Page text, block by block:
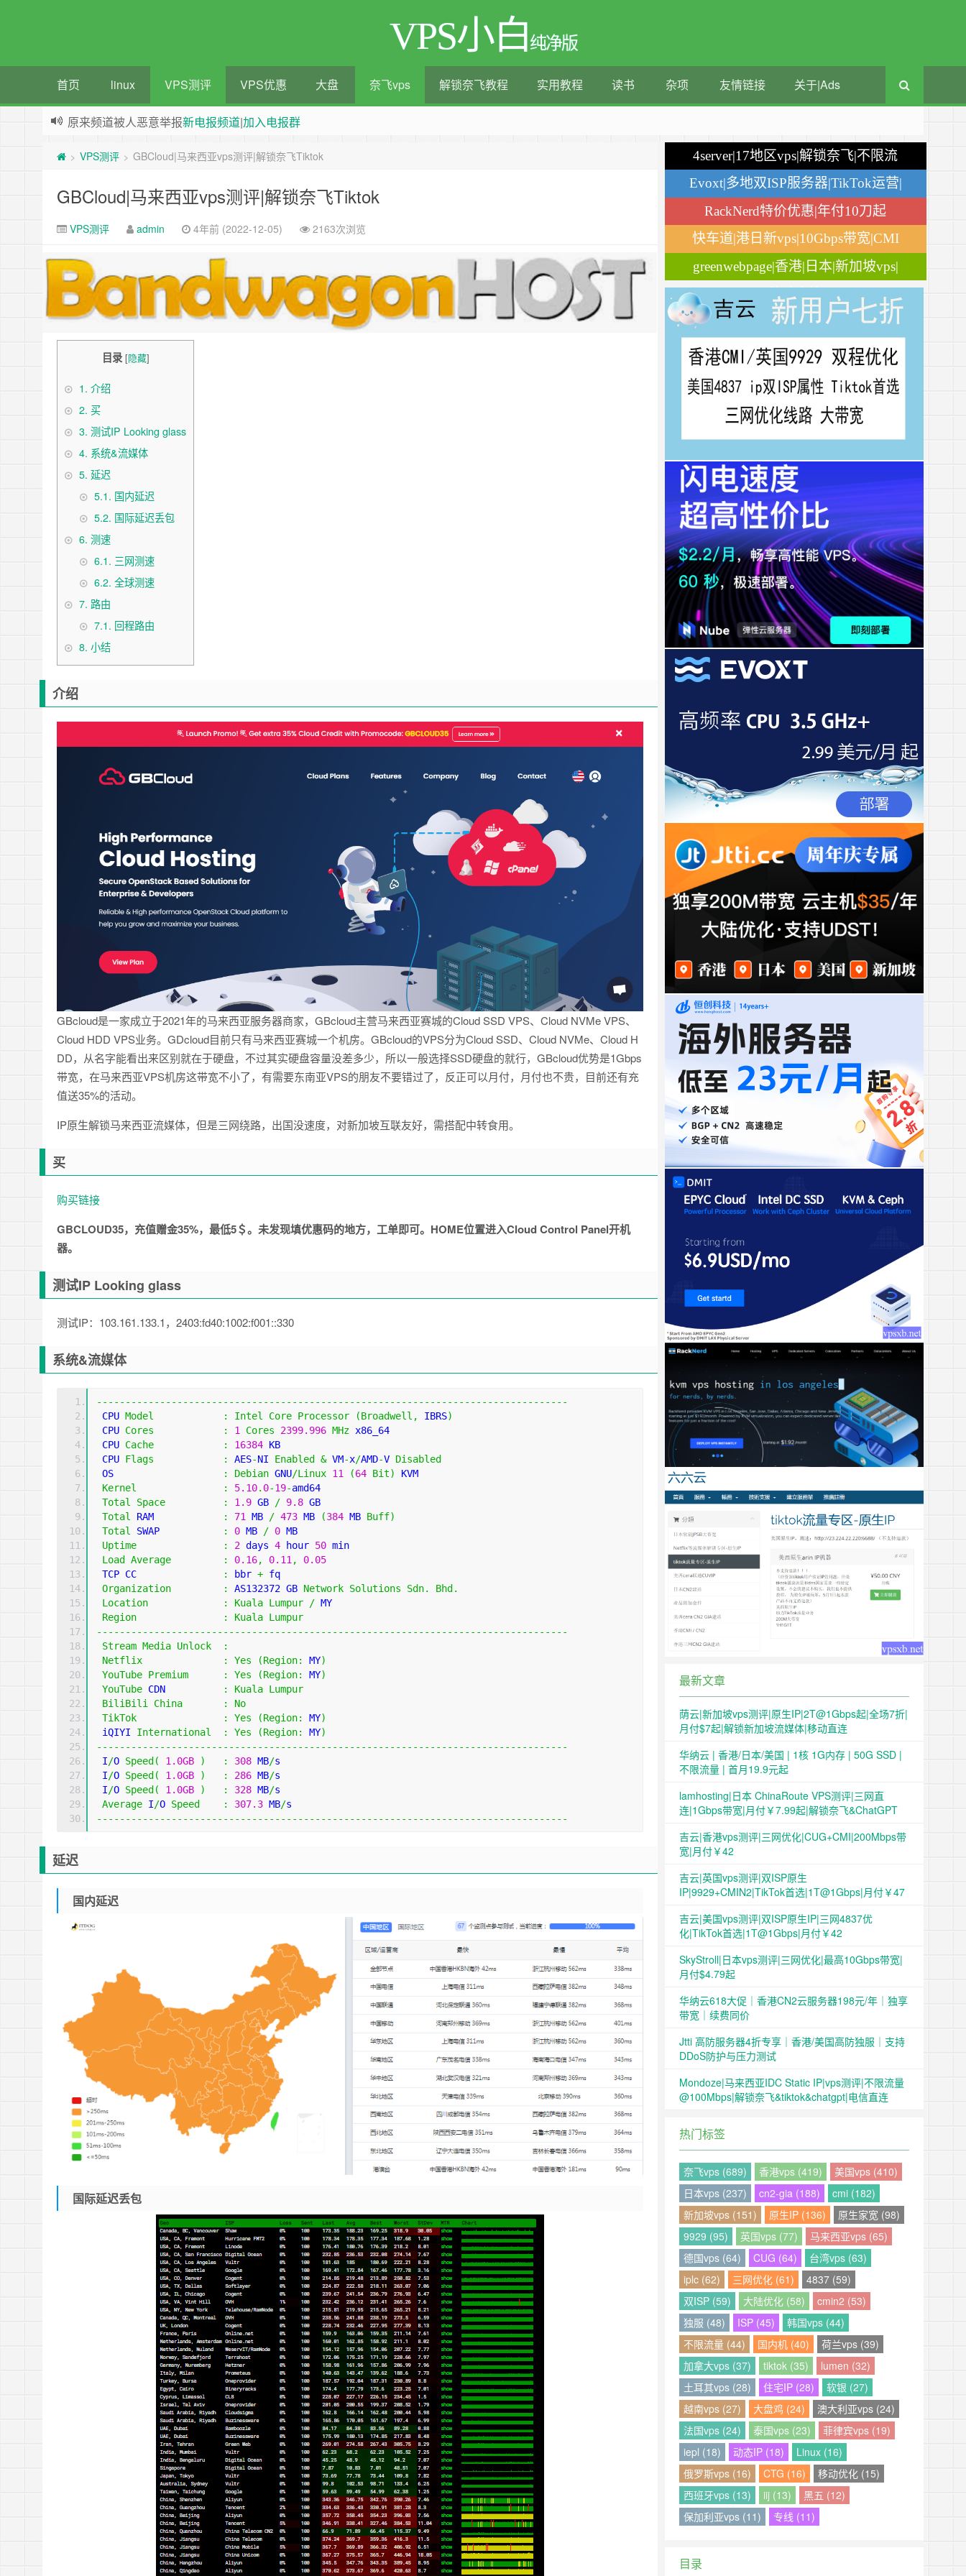
VPS小白纯净版
首页 linux VPS测评 VPS优惠 大盘 奈飞vps 解锁奈飞教程 实用教程 读书 杂项 友情链接 关于|Ads
原来频道被人恶意举报新电报频道|加入电报群
> VPS测评 > GBCloud|马来西亚vps测评|解锁奈飞Tiktok
GBCloud|马来西亚vps测评|解锁奈飞Tiktok
VPS测评 admin 4年前 (2022-12-05) 2163次浏览
目录 [隐藏]
1. 介绍
2. 买
3. 测试IP Looking glass
4. 系统&流媒体
5. 延迟
5.1. 国内延迟
5.2. 国际延迟丢包
6. 测速
6.1. 三网测速
6.2. 全球测速
7. 路由
7.1. 回程路由
8. 小结
介绍
GBcloud是一家成立于2021年的马来西亚服务器商家，GBcloud主营马来西亚赛城的Cloud SSD VPS、Cloud NVMe VPS、
Cloud HDD VPS业务。GDcloud目前只有马来西亚赛城一个机房。GBcloud的VPS分为Cloud SSD、Cloud NVMe、Cloud H
DD，从名字能看出来区别就在于硬盘，不过其实硬盘容量没差多少，所以一般选择SSD硬盘的就行，GBcloud优势是1Gbps
带宽，在马来西亚VPS机房这带宽不小了，有需要东南亚VPS的朋友不要错过了，反正可以月付，月付也不贵，目前还有充
值送35%的活动。
IP原生解锁马来西亚流媒体，但是三网绕路，出国没速度，对新加坡互联友好，需搭配中转食用。
买
购买链接
GBCLOUD35，充值赠金35%，最低5＄。未发现填优惠码的地方，工单即可。HOME位置进入Cloud Control Panel开机
器。
测试IP Looking glass
测试IP：103.161.133.1，2403:fd40:1002:f001::330
系统&流媒体
----------------------------------------------------------------------------------
CPU Model : Intel Core Processor (Broadwell , IBRS)
CPU Cores : 1 Cores 2399.996 MHz x86_64
CPU Cache : 16384 KB
CPU Flags : AES-NI Enabled & VM-x/AMD-V Disabled
OS
: Debian GNU/Linux 11 (64 Bit)
KVM
Kernel
: 5.10. 0-19-amd64
Total
Space : 1.9 GB / 9.8 GB
Total
RAM : 71 MB / 473 MB (384 MB Buff)
Total
SWAP : 0 MB / 0 MB
Uptime
: 2 days 4 hour 50 min
Load
Average : 0.16, 0.11 ,
0.05
TCP CC
: bbr + fq
Organization
: AS132372 GB Network Solutions Sdn. Bhd .
Location
: Kuala Lumpur / MY
Region
: Kuala Lumpur
----------------------------------------------------------------------------------
Stream Media Unlock
:
Netflix
: Yes (Region: MY)
YouTube Premium : Yes (Region: MY)
YouTube CDN : Kuala Lumpur
BiliBili
China :
No
TikTok
: Yes (Region: MY)
iQIYI International : Yes (Region: MY)
----------------------------------------------------------------------------------
I/O Speed ( 1.0GB ) : 308 MB/s
I/O Speed ( 1.0GB ) : 286 MB/s
I/O Speed ( 1.0GB ) : 328 MB/s
Average I/O Speed : 307.3 MB/s
----------------------------------------------------------------------------------
延迟
国内延迟
国际延迟丢包
4server|17地区vps|解锁奈飞|不限流
量
Evoxt|多地双ISP服务器|TikTok运营|
月付$2.84
RackNerd特价优惠|年付10刀起
快车道|港日新vps|10Gbps带宽|CMI
greenwebpage|香港|日本|新加坡vps|
移动直连
最新文章
荫云|新加坡vps测评|原生IP|2T@1Gbps起|全场7折|
月付$7起|解锁新加坡流媒体|移动直连
华纳云 | 香港/日本/美国 | 1核 1G内存 | 50G SSD |
不限流量 | 首月19.9元起
lamhosting|日本 ChinaRoute VPS测评|三网直
连|1Gbps带宽|月付￥7.99起|解锁奈飞&ChatGPT
吉云|香港vps测评|三网优化|CUG+CMI|200Mbps带
宽|月付￥42
吉云|英国vps测评|双ISP原生
IP|9929+CMIN2|TikTok首选|1T@1Gbps|月付￥47
吉云|美国vps测评|双ISP原生IP|三网4837优
化|TikTok首选|1T@1Gbps|月付￥42
SkyStroll|日本vps测评|三网优化|最高10Gbps带宽|
月付$4.79起
华纳云618大促｜香港CN2云服务器198元/年｜独享
带宽｜续费同价
Jtti 高防服务器4折专享｜香港/美国高防独服｜支持
DDoS防护与压力测试
Mondoze|马来西亚IDC Static IP|vps测评|不限流量
@100Mbps|解锁奈飞&tiktok&chatgpt|电信直连
热门标签
奈飞vps (689) 香港vps (419)
美国vps (410)
日本vps (237)
cn2-gia (188)
cmi (182)
新加坡vps (151)
原生IP (136)
原生家宽 (98)
9929 (95)
英国vps (77)
马来西亚vps (65)
德国vps (64)
CUG (64)
台湾vps (63)
iplc (62)
三网优化 (61)
4837 (59)
双ISP (59)
大陆优化 (58)
cmin2 (53)
独服 (48)
ISP (45)
韩国vps (44)
不限流量 (44)
国内机 (40)
荷兰vps (39)
加拿大vps (37)
tiktok (35)
lumen (32)
土耳其vps (28)
住宅IP (28)
软银 (27)
越南vps (27)
大盘鸡 (24)
澳大利亚vps (24)
法国vps (24)
泰国vps (23)
菲律宾vps (19)
iepl (18)
动态IP (18)
Linux (16)
俄罗斯vps (16)
CTG (16)
移动优化 (15)
西班牙vps (13)
iij (13)
黑五 (12)
保加利亚vps (11)
专线 (11)
目录